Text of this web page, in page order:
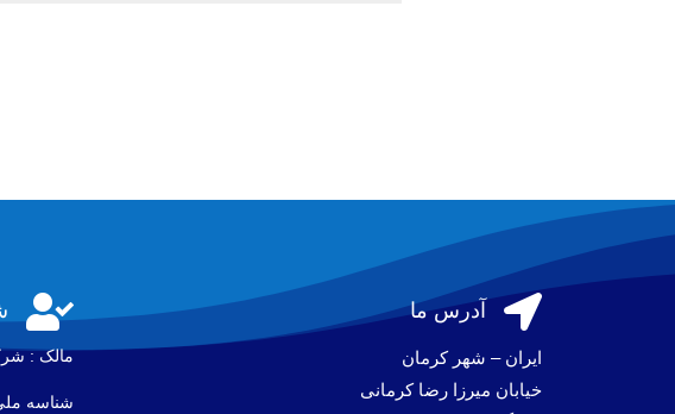

مالک :
شناسه ملی
 آدرس ما
ایران – شهر کرمان
خیابان میرزا رضا کرمانی